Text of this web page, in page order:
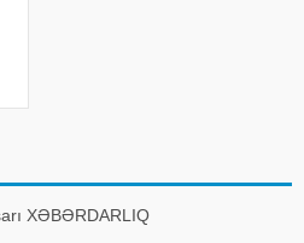
XƏBƏRDARLIQ